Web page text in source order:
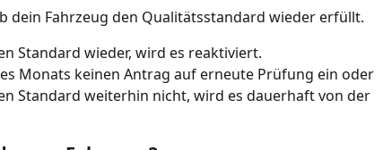
dein Fahrzeug den Qualitätsstandard wieder erfüllt.
Standard wieder, wird es reaktiviert.
Monats keinen Antrag auf erneute Prüfung ein oder
Standard weiterhin nicht, wird es dauerhaft von der